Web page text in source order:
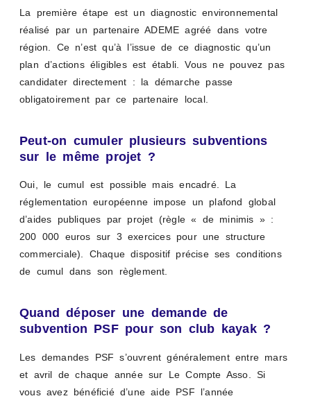
La première étape est un diagnostic environnemental
réalisé par un partenaire ADEME agréé dans votre
région. Ce n’est qu’à l’issue de ce diagnostic qu’un
plan d’actions éligibles est établi. Vous ne pouvez pas
candidater directement : la démarche passe
obligatoirement par ce partenaire local.
Peut-on cumuler plusieurs subventions
sur le même projet ?
Oui, le cumul est possible mais encadré. La
réglementation européenne impose un plafond global
d’aides publiques par projet (règle « de minimis » :
200 000 euros sur 3 exercices pour une structure
commerciale). Chaque dispositif précise ses conditions
de cumul dans son règlement.
Quand déposer une demande de
subvention PSF pour son club kayak ?
Les demandes PSF s’ouvrent généralement entre mars
et avril de chaque année sur Le Compte Asso. Si
vous avez bénéficié d’une aide PSF l’année